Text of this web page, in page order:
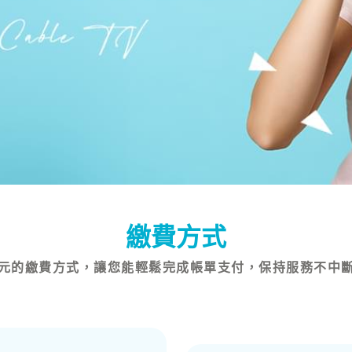
繳費方式
的繳費方式，讓您能輕鬆完成帳單支付，保持服務不中